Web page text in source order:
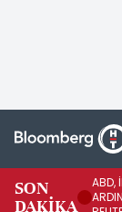
SON
DAKİKA
ABD,